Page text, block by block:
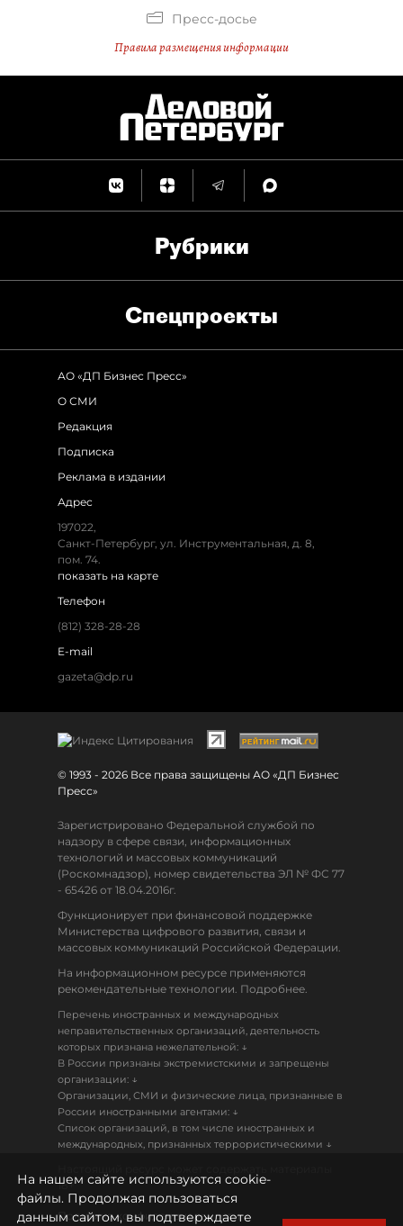
Пресс-досье
Правила размещения информации
Рубрики
Спец­проекты
АО «ДП Бизнес Пресс»
О СМИ
Редакция
Подписка
Реклама в издании
Адрес
197022,
Санкт-Петербург, ул. Инструментальная, д. 8,
пом. 74.
показать на карте
Телефон
(812) 328-28-28
E-mail
gazeta@dp.ru
© 1993 - 2026 Все права защищены АО «ДП Бизнес
Пресс»
Зарегистрировано Федеральной службой по
надзору в сфере связи, информационных
технологий и массовых коммуникаций
(Роскомнадзор), номер свидетельства ЭЛ № ФС 77
- 65426 от 18.04.2016г.
Функционирует при финансовой поддержке
Министерства цифрового развития, связи и
массовых коммуникаций Российской Федерации.
На информационном ресурсе применяются
рекомендательные технологии. Подробнее.
Перечень иностранных и международных
неправительственных организаций, деятельность
которых признана нежелательной: ↓
В России признаны экстремистскими и запрещены
организации: ↓
Организации, СМИ и физические лица, признанные в
России иностранными агентами: ↓
Список организаций, в том числе иностранных и
международных, признанных террористическими ↓
18+
Политика конфиденциальности
На нашем сайте используются cookie-
файлы. Продолжая пользоваться
данным сайтом, вы подтверждаете